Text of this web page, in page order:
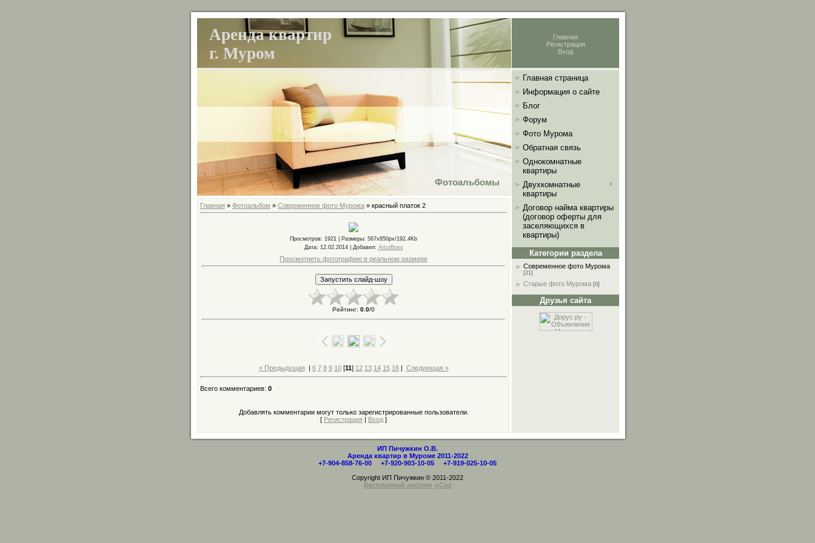
Аренда квартир
г. Муром
Главная
Регистрация
Вход
Фотоальбомы
Главная » Фотоальбом » Современное фото Мурома » красный платок 2
Просмотров: 1921 | Размеры: 567x850px/192.4Kb
Дата: 12.02.2014 | Добавил: ArturBoss
Просмотреть фотографию в реальном размере
Рейтинг: 0.0/0
« Предыдущая | 6 7 8 9 10[11] 12 13 14 15 16| Следующая »
Всего комментариев: 0
Добавлять комментарии могут только зарегистрированные пользователи.
[ Регистрация Вход ]
Главная страница
Информация о сайте
Блог
Форум
Фото Мурома
Обратная связь
Однокомнатные
квартиры
Двухкомнатные
квартиры
Договор найма квартиры
(договор оферты для
заселяющихся в
квартиры)
Категории раздела
Современное фото Мурома
[21]
Старые фото Мурома [0]
Друзья сайта
ИП Пичужкин О.В.
Аренда квартир в Муроме 2011-2022
+7-904-858-76-00 +7-920-903-10-05 +7-919-025-10-05
Copyright ИП Пичужкин © 2011-2022
Бесплатный хостинг uCoz